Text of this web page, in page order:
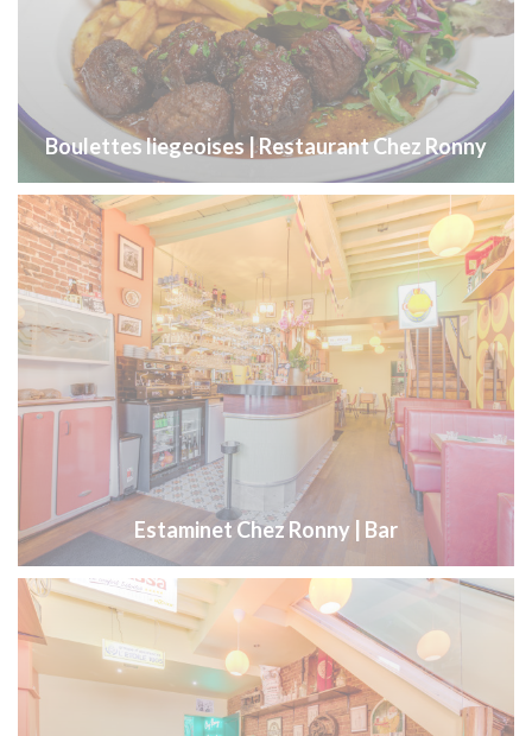
Boulettes liegeoises | Restaurant Chez Ronny
Estaminet Chez Ronny | Bar